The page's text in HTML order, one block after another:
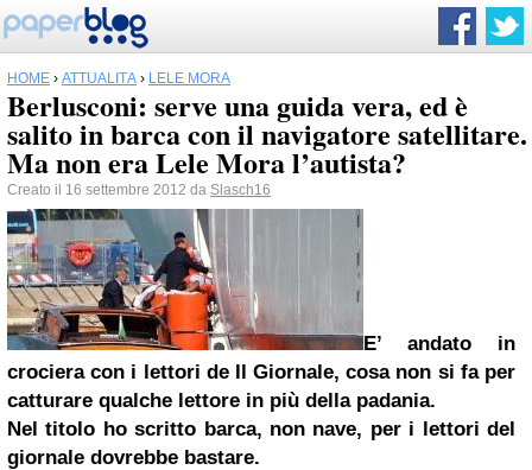
HOME › ATTUALITÀ › LELE MORA
Berlusconi: serve una guida vera, ed è
salito in barca con il navigatore satellitare.
Ma non era Lele Mora l’autista?
Creato il 16 settembre 2012 da Slasch16
E’ andato in
crociera con i lettori de Il Giornale, cosa non si fa per
catturare qualche lettore in più della padania.
Nel titolo ho scritto barca, non nave, per i lettori del
giornale dovrebbe bastare.